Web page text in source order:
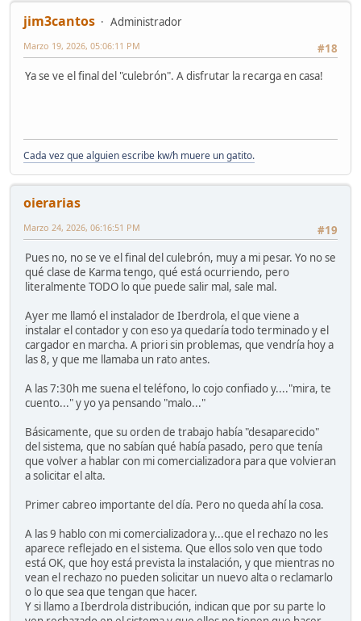
jim3cantos
Administrador
#18
Marzo 19, 2026, 05:06:11 PM
Ya se ve el final del "culebrón". A disfrutar la recarga en casa!
Cada vez que alguien escribe kw/h muere un gatito.
oierarias
#19
Marzo 24, 2026, 06:16:51 PM
Pues no, no se ve el final del culebrón, muy a mi pesar. Yo no se
qué clase de Karma tengo, qué está ocurriendo, pero
literalmente TODO lo que puede salir mal, sale mal.
Ayer me llamó el instalador de Iberdrola, el que viene a
instalar el contador y con eso ya quedaría todo terminado y el
cargador en marcha. A priori sin problemas, que vendría hoy a
las 8, y que me llamaba un rato antes.
A las 7:30h me suena el teléfono, lo cojo confiado y...."mira, te
cuento..." y yo ya pensando "malo..."
Básicamente, que su orden de trabajo había "desaparecido"
del sistema, que no sabían qué había pasado, pero que tenía
que volver a hablar con mi comercializadora para que volvieran
a solicitar el alta.
Primer cabreo importante del día. Pero no queda ahí la cosa.
A las 9 hablo con mi comercializadora y...que el rechazo no les
aparece reflejado en el sistema. Que ellos solo ven que todo
está OK, que hoy está prevista la instalación, y que mientras no
vean el rechazo no pueden solicitar un nuevo alta o reclamarlo
o lo que sea que tengan que hacer.
Y si llamo a Iberdrola distribución, indican que por su parte lo